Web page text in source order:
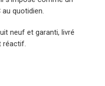
quotidien.
neuf et garanti, livré
réactif.